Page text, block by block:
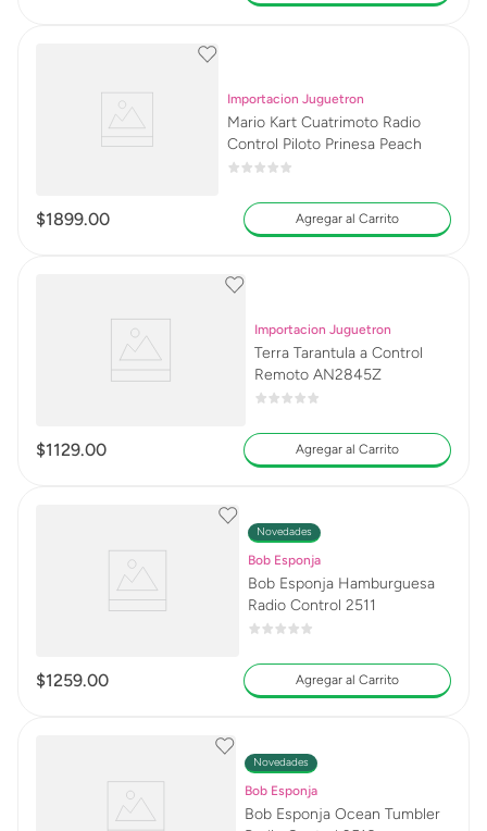
Importacion Juguetron
Mario Kart Cuatrimoto Radio
Control Piloto Prinesa Peach
$1899.00 Agregar al Carrito
Importacion Juguetron
Terra Tarantula a Control
Remoto AN2845Z
$1129.00 Agregar al Carrito
Novedades
Bob Esponja
Bob Esponja Hamburguesa
Radio Control 2511
$1259.00 Agregar al Carrito
Novedades
Bob Esponja
Bob Esponja Ocean Tumbler